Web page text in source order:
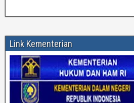
Link Kementerian